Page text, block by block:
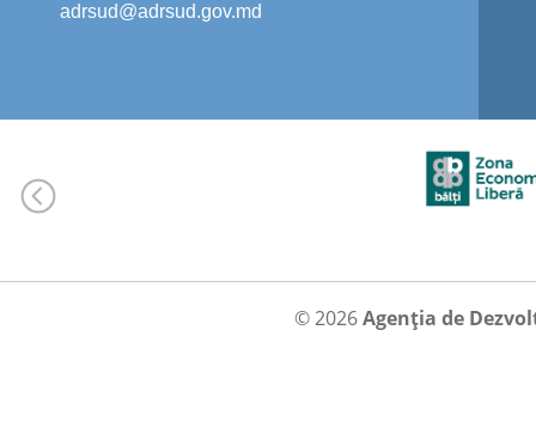
adrsud@adrsud.gov.md
© 2026Agenția de